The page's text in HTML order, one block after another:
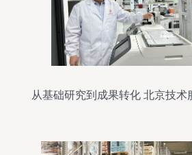
从基础研究到成果转化 北京技术